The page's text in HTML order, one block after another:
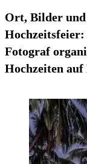
Ort, Bilder und
Fotograf
Hochzeiten